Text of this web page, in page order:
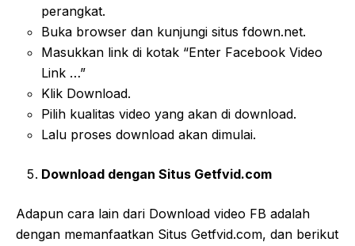
perangkat.
Buka browser dan kunjungi situs fdown.net.
Masukkan link di kotak “Enter Facebook Video
Link …”
Klik Download.
Pilih kualitas video yang akan di download.
Lalu proses download akan dimulai.
Download dengan Situs Getfvid.com
Adapun cara lain dari Download video FB adalah
dengan memanfaatkan Situs Getfvid.com, dan berikut